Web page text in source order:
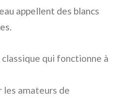
appellent des blancs
classique qui fonctionne à
les amateurs de